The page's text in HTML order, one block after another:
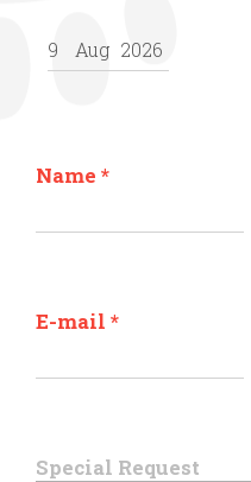
Name *
E-mail *
Special Request